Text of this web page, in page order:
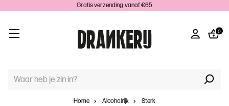
Gratis verzending vanaf €65
0
TREFWOORD
Home
Alcoholrijk Sterk